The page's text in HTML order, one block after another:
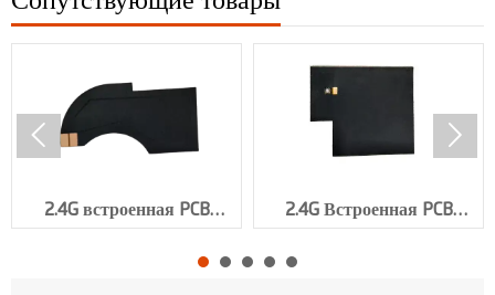
2.4G встроенная PCB
антенна Gain 5dbi 50 мм с
IPEX разъемом XMR-P039
2.4G Встроенная PCB
антенна VSWR≤1.5 с IPEX
разъемом XMR-P038
 